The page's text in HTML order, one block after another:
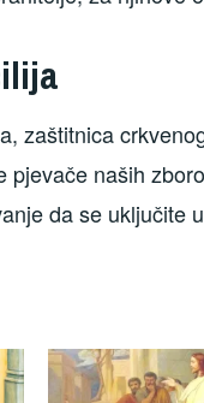
zaštitnica
pjevače naših
da se uključite